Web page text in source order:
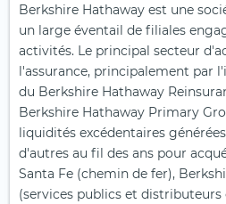
Berkshire Hathaway est une
un large éventail de filiales
activités. Le principal secteur
l'assurance, principalement par
du Berkshire Hathaway
Berkshire Hathaway Primary
liquidités excédentaires
d'autres au fil des ans pour
Santa Fe (chemin de fer),
(services publics et distributeurs